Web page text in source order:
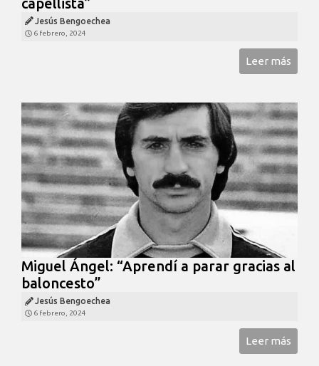
Jesús Bengoechea
6 febrero, 2024
Leer más
Miguel Ángel: “Aprendí a parar gracias al
baloncesto”
Jesús Bengoechea
6 febrero, 2024
Leer más